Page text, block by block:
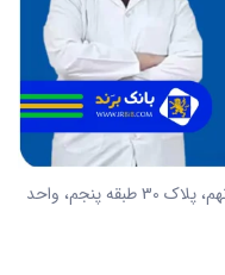
تهران، ضلع شمالی میدان پونک, نبش کوچه نهم، پلاک 30 طبقه پنجم، واحد